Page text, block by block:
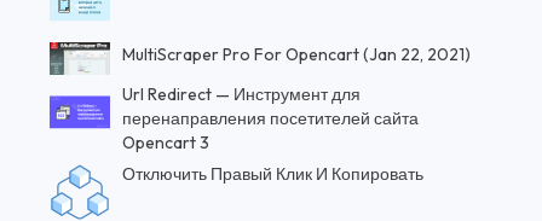
MultiScraper Pro For Opencart (Jan 22, 2021)
Url Redirect — Инструмент для
перенаправления посетителей сайта
Opencart 3
Отключить Правый Клик И Копировать